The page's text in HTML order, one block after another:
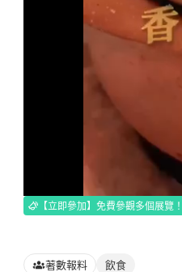
【立即參加】免費參觀多個展覽！
著數報料 飲食